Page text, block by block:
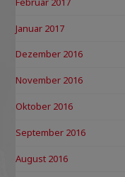
Januar 2017
Dezember 2016
November 2016
Oktober 2016
September 2016
August 2016